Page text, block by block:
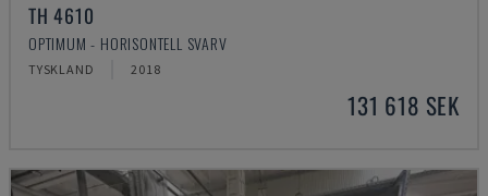
TH 4610
OPTIMUM - HORISONTELL SVARV
TYSKLAND 2018
131 618 SEK